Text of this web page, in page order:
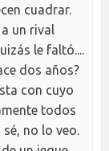
cuadrar.
un rival
le faltó....
dos años?
con cuyo
todos
no lo veo.